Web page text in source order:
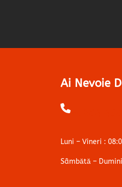
Ai Nevoie
Luni – Vineri :
Sâmbătă –